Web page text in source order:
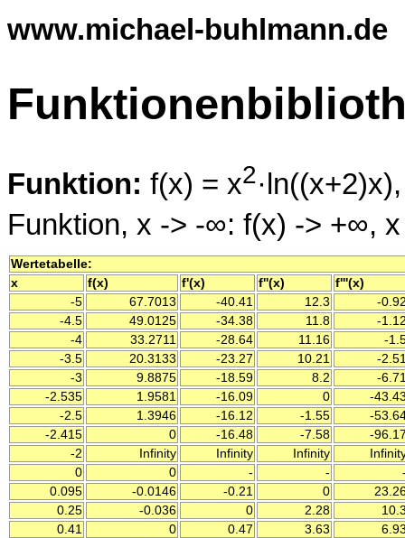
www.michael-buhlmann.de
Funktion: f(x) = x2
Funktion, x -> -∞: f(x) -> +∞,
Wertetabelle:
x
f(x) f'(x) f''(x)
f'''(x)
-5
67.7013 -40.41 12.3
-
-4.5
49.0125 -34.38 11.8
-
-4
33.2711 -28.64 11.16
-
-3.5
20.3133 -23.27 10.21
-
-3
9.8875 -18.59 8.2
-
-2.535
1.9581 -16.09 0
-
-2.5
1.3946 -16.12 -1.55
-
-2.415
0 -16.48 -7.58
-
-2
Infinity Infinity Infinity
0
0 - -
0.095
-0.0146 -0.21 0
0.25
-0.036 0 2.28
0.41
0 0.47 3.63